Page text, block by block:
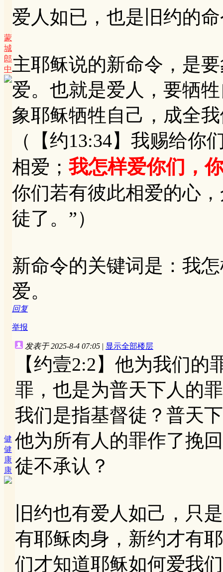
蒙
城
郎
中
爱人如已，也是旧约的
主耶稣说的新命令，是
爱。也就是爱人，要牺
象耶稣牺牲自己，成全
（【约13:34】我赐给
相爱； 我怎样爱你们，
你们若有彼此相爱的心
徒了。”）
新命令的关键词是：我
爱。
回复
举报
健
健
康
康
发表于 2025-8-4 07:05 | 显示全部楼层
【约壹2:2】他为我们
罪，也是为普天下人的
我们是指基督徒？普天
他为所有人的罪作了挽
徒不承认？
旧约也有爱人如己，只
有耶稣肉身，新约才有
们才知道耶稣如何爱我